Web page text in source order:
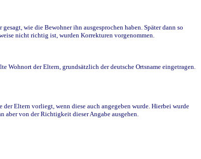
wie die Bewohner ihn ausgesprochen haben. Später dann so
nicht richtig ist, wurden Korrekturen vorgenommen.
Wohnort der Eltern, grundsätzlich der deutsche Ortsname eingetragen.
Eltern vorliegt, wenn diese auch angegeben wurde. Hierbei wurde
aber von der Richtigkeit dieser Angabe ausgehen.